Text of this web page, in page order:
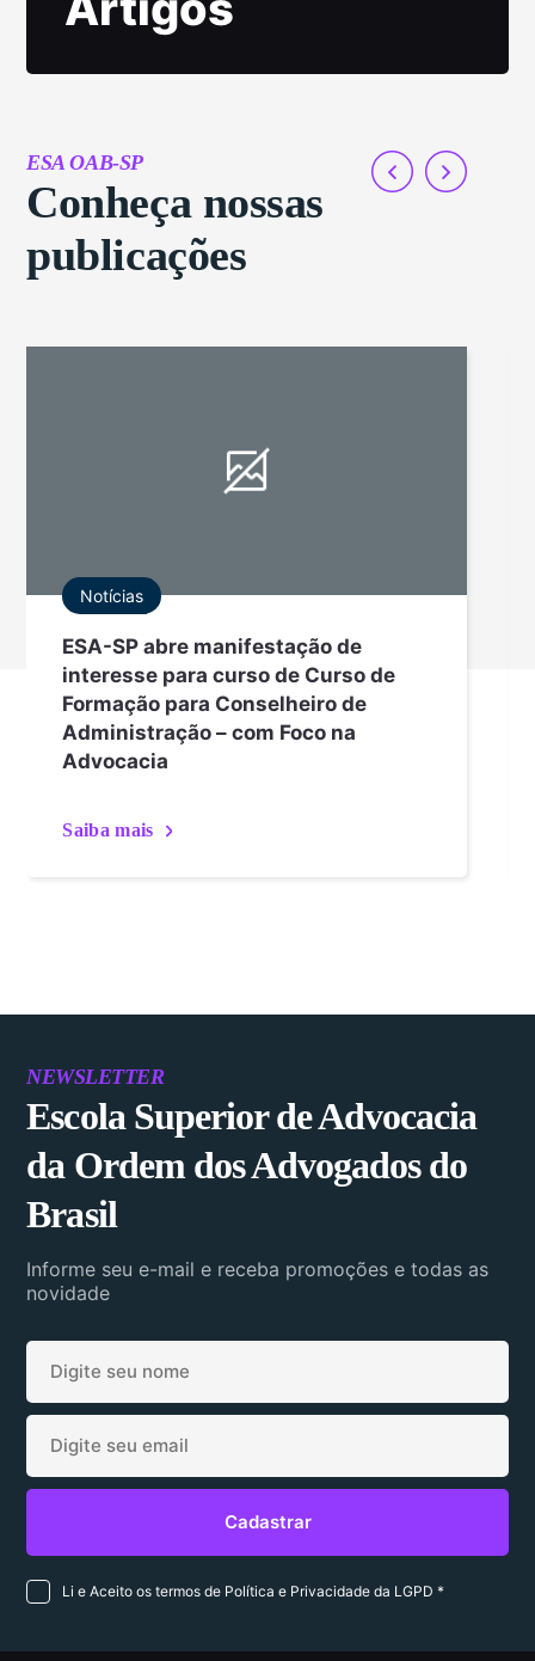
ESA OAB-SP
Conheça nossas
publicações
Notícias
ESA-SP abre manifestação de
interesse para curso de Curso de
Formação para Conselheiro de
Administração – com Foco na
Advocacia
Saiba mais
NEWSLETTER
Escola Superior de Advocacia
da Ordem dos Advogados do
Brasil
Informe seu e-mail e receba promoções e todas as
novidade
Li e Aceito os termos de Política e Privacidade da LGPD *